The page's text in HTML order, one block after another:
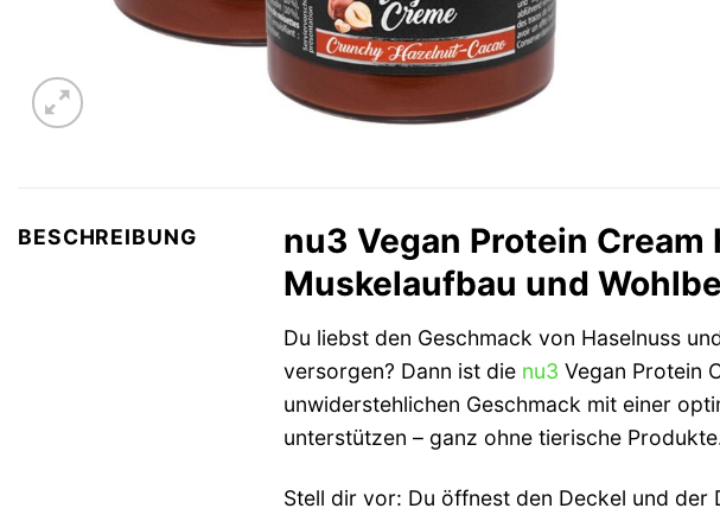
BESCHREIBUNG
nu3 Vegan Protein
Muskelaufbau und
Du liebst den Geschmack von Haselnuss
versorgen? Dann ist die nu3 Vegan Protein
unwiderstehlichen Geschmack mit einer
unterstützen – ganz ohne tierische
Stell dir vor: Du öffnest den Deckel und